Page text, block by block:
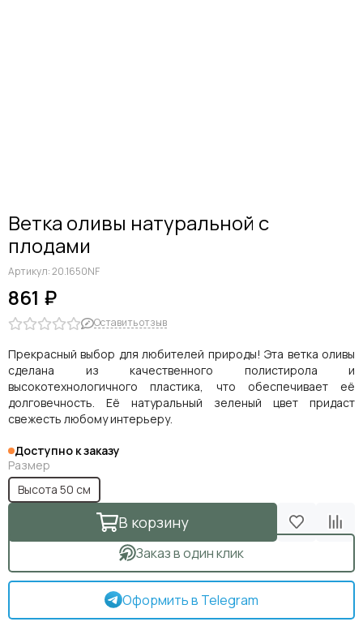
Ветка оливы натуральной с
плодами
Артикул:20.1650NF
861 ₽
Оставить отзыв
Прекрасный выбор для любителей природы! Эта ветка оливы
сделана из качественного полистирола и
высокотехнологичного пластика, что обеспечивает её
долговечность. Её натуральный зеленый цвет придаст
свежесть любому интерьеру.
Доступно к заказу
Размер
Высота 50 см
В корзину
Заказ в один клик
Оформить в Telegram